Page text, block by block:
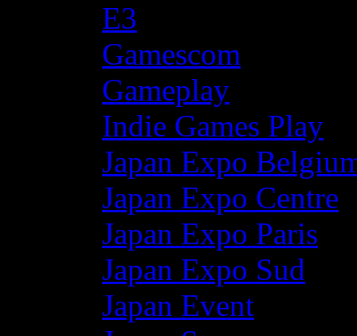
E3
Gamescom
Gameplay
Indie Games Play
Japan Expo
Japan Expo Centre
Japan Expo Paris
Japan Expo Sud
Japan Event